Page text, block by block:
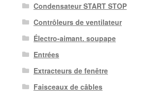
Condensateur START STOP
Contrôleurs de ventilateur
Électro-aimant. soupape
Entrées
Extracteurs de fenêtre
Faisceaux de câbles